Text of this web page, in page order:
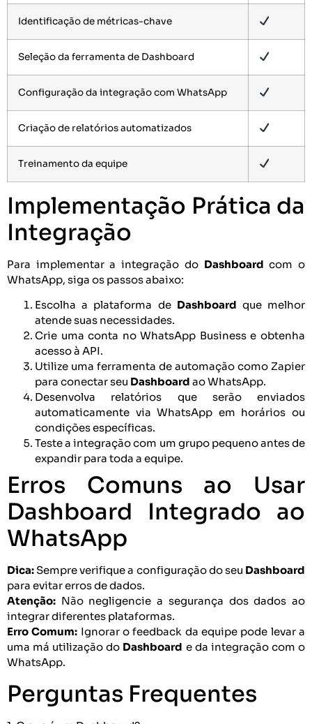
Identificação de métricas-chave
Seleção da ferramenta de Dashboard
Configuração da integração com WhatsApp
Criação de relatórios automatizados
Treinamento da equipe
Implementação Prática da
Integração
Para implementar a integração do Dashboard com o
WhatsApp, siga os passos abaixo:
Escolha a plataforma de Dashboard que melhor
atende suas necessidades.
Crie uma conta no WhatsApp Business e obtenha
acesso à API.
Utilize uma ferramenta de automação como Zapier
para conectar seu Dashboard ao WhatsApp.
Desenvolva relatórios que serão enviados
automaticamente via WhatsApp em horários ou
condições específicas.
Teste a integração com um grupo pequeno antes de
expandir para toda a equipe.
Erros Comuns ao Usar
Dashboard Integrado ao
WhatsApp
Dica: Sempre verifique a configuração do seu Dashboard
para evitar erros de dados.
Atenção: Não negligencie a segurança dos dados ao
integrar diferentes plataformas.
Erro Comum: Ignorar o feedback da equipe pode levar a
uma má utilização do Dashboard e da integração com o
WhatsApp.
Perguntas Frequentes